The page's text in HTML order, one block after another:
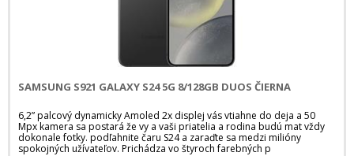
SAMSUNG S921 GALAXY S24 5G 8/128GB DUOS ČIERNA
6,2” palcový dynamicky Amoled 2x displej vás vtiahne do deja a 50
Mpx kamera sa postará že vy a vaši priatelia a rodina budú mat vždy
dokonale fotky. podľahnite čaru S24 a zaraďte sa medzi milióny
spokojných užívateľov. Prichádza vo štyroch farebných p